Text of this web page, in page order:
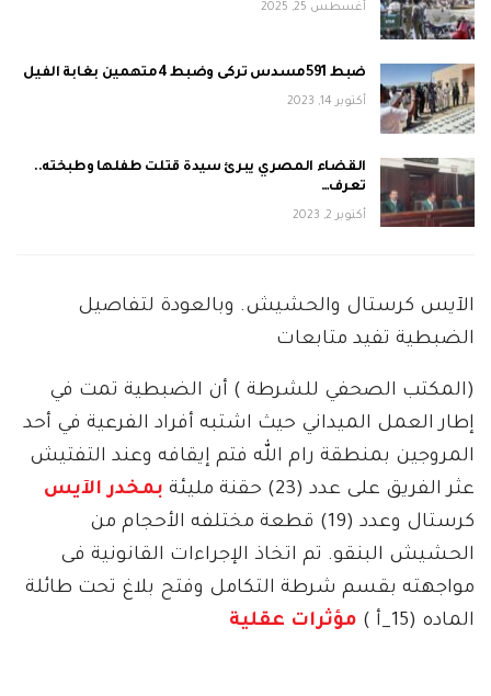
أغسطس 25, 2025
ضبط 591مسدس تركى وضبط 4متهمين بغابة الفيل
أكتوبر 14, 2023
القضاء المصري يبرئ سيدة قتلت طفلها وطبخته..
تعرف…
أكتوبر 2, 2023
الآيس كرستال والحشيش. وبالعودة لتفاصيل
الضبطية تفيد متابعات
(المكتب الصحفي للشرطة ) أن الضبطية تمت في
إطار العمل الميداني حيث اشتبه أفراد الفرعية في أحد
المروجين بمنطقة رام الله فتم إيقافه وعند التفتيش
عثر الفريق على عدد (23) حقنة مليئة
بمخدر الآيس
كرستال وعدد (19) قطعة مختلفه الأحجام من
الحشيش البنقو. تم اتخاذ الإجراءات القانونية فى
مواجهته بقسم شرطة التكامل وفتح بلاغ تحت طائلة
الماده (15_أ )
مؤثرات عقلية